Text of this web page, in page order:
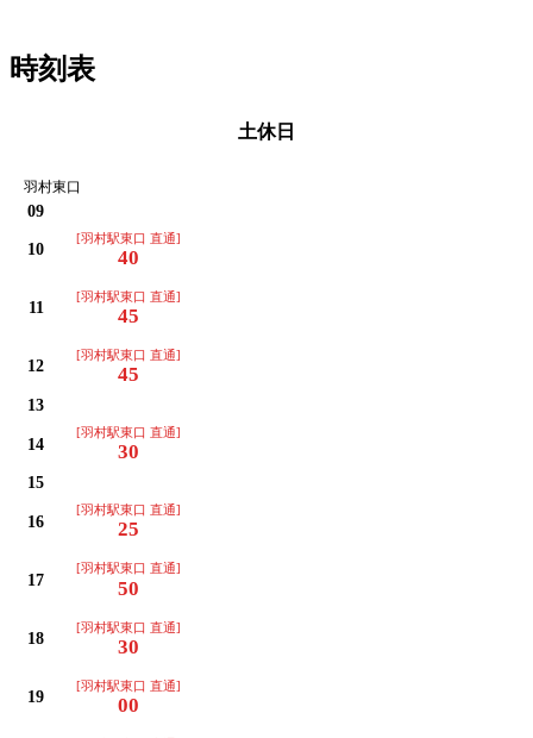
時刻表
土休日
羽村東口
09
10
[羽村駅東口 直通]
40
11
[羽村駅東口 直通]
45
12
[羽村駅東口 直通]
45
13
14
[羽村駅東口 直通]
30
15
16
[羽村駅東口 直通]
25
17
[羽村駅東口 直通]
50
18
[羽村駅東口 直通]
30
19
[羽村駅東口 直通]
00